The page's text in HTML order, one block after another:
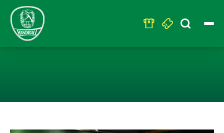
Search
for: